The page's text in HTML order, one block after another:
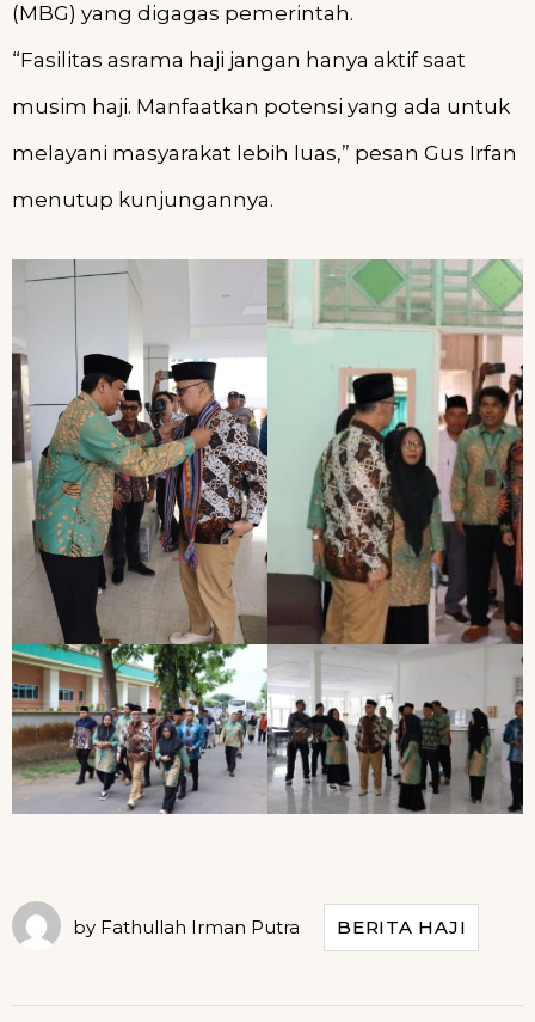
(MBG) yang digagas pemerintah.
“Fasilitas asrama haji jangan hanya aktif saat
musim haji. Manfaatkan potensi yang ada untuk
melayani masyarakat lebih luas,” pesan Gus Irfan
menutup kunjungannya.
by Fathullah Irman Putra BERITA HAJI